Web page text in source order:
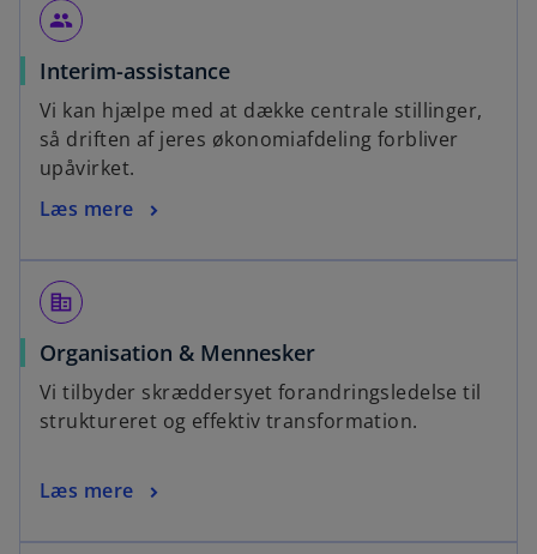
people
Interim-assistance
Vi kan hjælpe med at dække centrale stillinger,
så driften af jeres økonomiafdeling forbliver
upåvirket.
Læs mere
corporate_fare
Organisation & Mennesker
Vi tilbyder skræddersyet forandringsledelse til
struktureret og effektiv transformation.
Læs mere